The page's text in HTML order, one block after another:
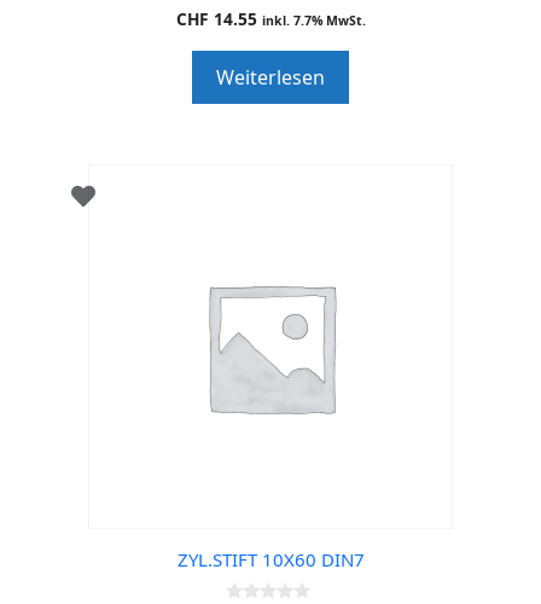
0
o
o
f
5
CHF 14.55 inkl. 7.7% MwSt.
Weiterlesen
ZYL.STIFT 10X60 DIN7